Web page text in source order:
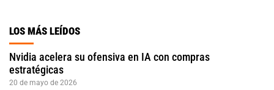
LOS MÁS LEÍDOS
Nvidia acelera su ofensiva en IA con compras
estratégicas
20 de mayo de 2026